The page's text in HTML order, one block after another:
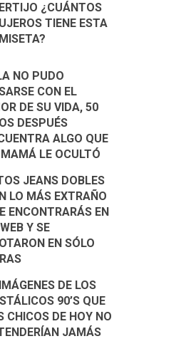
¿CUÁNTOS
TIENE ESTA
NO PUDO
CON EL
DE SU VIDA, 50
DESPUÉS
ALGO QUE
LE OCULTÓ
JEANS DOBLES
LO MÁS EXTRAÑO
ENCONTRARÁS EN
Y SE
EN SÓLO
DE LOS
90’S QUE
CHICOS DE HOY NO
JAMÁS